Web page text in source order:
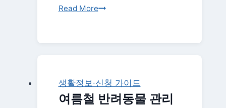
Read More2026
검
진
생활정보·신청 가이드
여름철 반려동물 관리